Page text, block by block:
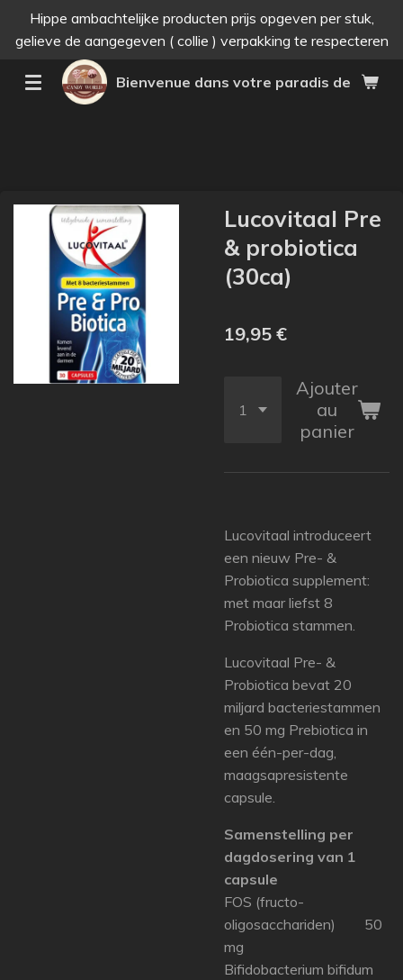
Passer
au
principal
Bienvenue dans votre paradis des
Hippe ambachtelijke producten prijs opgeven per stuk,
gelieve de aangegeven ( collie ) verpakking te respecteren
Lucovitaal Pre
& probiotica
(30ca)
19,95 €
Ajouter
au
panier
Lucovitaal introduceert
een nieuw Pre- &
Probiotica supplement:
met maar liefst 8
Probiotica stammen.
Lucovitaal Pre- &
Probiotica bevat 20
miljard bacteriestammen
en 50 mg Prebiotica in
een één-per-dag,
maagsapresistente
capsule.
Samenstelling per
dagdosering van 1
capsule
FOS (fructo-
oligosacchariden) 50
mg
Bifidobacterium bifidum